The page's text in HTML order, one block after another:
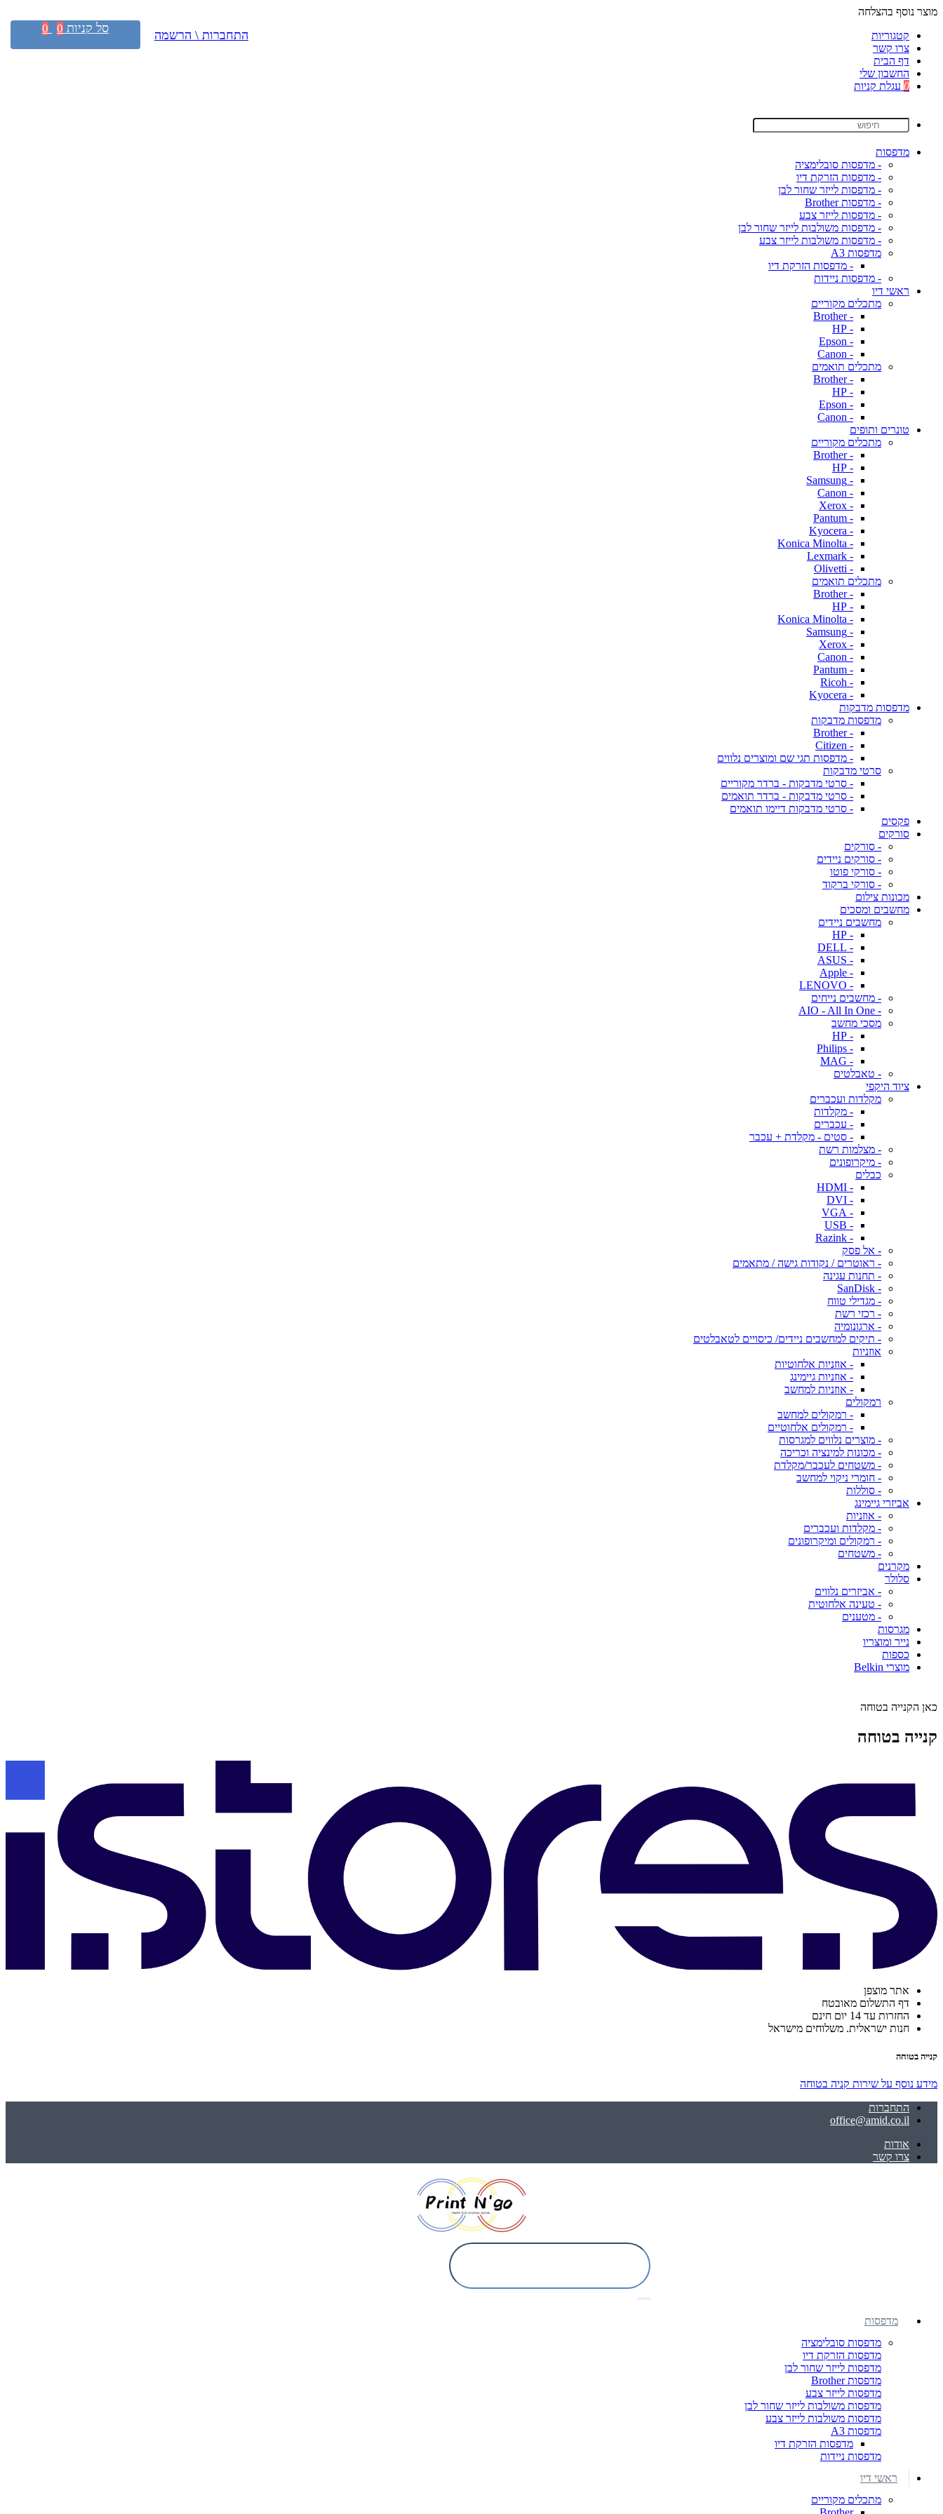
מוצר נוסף בהצלחה
קטגוריות
צרו קשר
דף הבית
החשבון שלי
0 עגלת קניות
מדפסות
- מדפסות סובלימציה
- מדפסות הזרקת דיו
- מדפסות לייזר שחור לבן
- מדפסות Brother
- מדפסות לייזר צבע
- מדפסות משולבות לייזר שחור לבן
- מדפסות משולבות לייזר צבע
מדפסות A3
- מדפסות הזרקת דיו
- מדפסות ניידות
ראשי דיו
מתכלים מקוריים
- Brother
- HP
- Epson
- Canon
מתכלים תואמים
- Brother
- HP
- Epson
- Canon
טונרים ותופים
מתכלים מקוריים
- Brother
- HP
- Samsung
- Canon
- Xerox
- Pantum
- Kyocera
- Konica Minolta
- Lexmark
- Olivetti
מתכלים תואמים
- Brother
- HP
- Konica Minolta
- Samsung
- Xerox
- Canon
- Pantum
- Ricoh
- Kyocera
מדפסות מדבקות
מדפסות מדבקות
- Brother
- Citizen
- מדפסות תגי שם ומוצרים נלווים
סרטי מדבקות
- סרטי מדבקות - ברדר מקוריים
- סרטי מדבקות - ברדר תואמים
- סרטי מדבקות דיימו תואמים
פקסים
סורקים
- סורקים
- סורקים ניידים
- סורקי פוטו
- סורקי ברקוד
מכונות צילום
מחשבים ומסכים
מחשבים ניידים
- HP
- DELL
- ASUS
- Apple
- LENOVO
- מחשבים נייחים
- AIO - All In One
מסכי מחשב
- HP
- Philips
- MAG
- טאבלטים
ציוד היקפי
מקלדות ועכברים
- מקלדות
- עכברים
- סטים - מקלדת + עכבר
- מצלמות רשת
- מיקרופונים
כבלים
- HDMI
- DVI
- VGA
- USB
- Razink
- אל פסק
- ראוטרים / נקודות גישה / מתאמים
- תחנות עגינה
- SanDisk
- מגדילי טווח
- רכזי רשת
- ארגונומיה
- תיקים למחשבים ניידים/ כיסויים לטאבלטים
אוזניות
- אוזניות אלחוטיות
- אוזניות גיימינג
- אוזניות למחשב
רמקולים
- רמקולים למחשב
- רמקולים אלחוטיים
- מוצרים נלווים למגרסות
- מכונות למינציה וכריכה
- משטחים לעכבר/מקלדת
- חומרי ניקוי למחשב
- סוללות
אביזרי גיימינג
- אוזניות
- מקלדות ועכברים
- רמקולים ומיקרופונים
- משטחים
מקרנים
סלולר
- אביזרים נלווים
- טעינה אלחוטית
- מטענים
מגרסות
נייר ומוצריו
כספות
מוצרי Belkin
כאן הקנייה בטוחה
קנייה בטוחה
אתר מוצפן
דף התשלום מאובטח
החזרות עד 14 יום חינם
חנות ישראלית. משלוחים מישראל
קנייה בטוחה
מידע נוסף על שירות קניה בטוחה
התחברות
office@amid.co.il
אודות
צרו קשר
התחברות \ הרשמה סל קניות 0
0
מדפסות
מדפסות סובלימציה
מדפסות הזרקת דיו
מדפסות לייזר שחור לבן
מדפסות Brother
מדפסות לייזר צבע
מדפסות משולבות לייזר שחור לבן
מדפסות משולבות לייזר צבע
מדפסות A3
מדפסות הזרקת דיו
מדפסות ניידות
ראשי דיו
מתכלים מקוריים